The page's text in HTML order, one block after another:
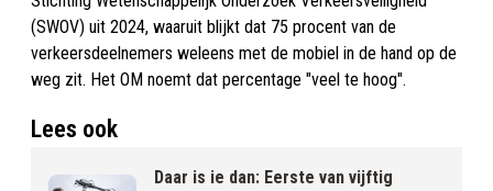
(SWOV) uit 2024, waaruit blijkt dat 75 procent van de
verkeersdeelnemers weleens met de mobiel in de hand op de
weg zit. Het OM noemt dat percentage "veel te hoog".
Lees ook
Daar is ie dan: Eerste van vijftig